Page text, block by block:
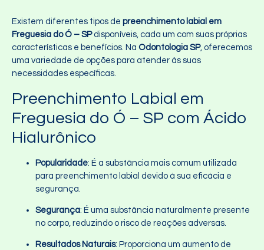
Existem diferentes tipos de preenchimento labial em
Freguesia do Ó – SPdisponíveis, cada um com suas próprias
características e benefícios. Na Odontologia SP, oferecemos
uma variedade de opções para atender às suas
necessidades específicas.
Preenchimento Labial em
Freguesia do Ó – SP com Ácido
Hialurônico
Popularidade: É a substância mais comum utilizada
para preenchimento labial devido à sua eficácia e
segurança.
Segurança: É uma substância naturalmente presente
no corpo, reduzindo o risco de reações adversas.
Resultados Naturais: Proporciona um aumento de